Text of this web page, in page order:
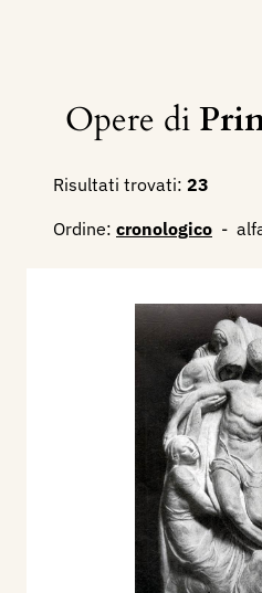
Opere di
Risultati trovati: 23
Ordine: cronologico -